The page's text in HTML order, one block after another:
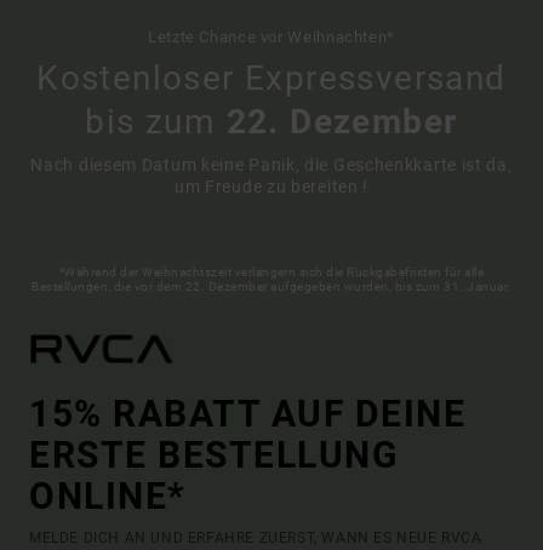
Letzte Chance vor Weihnachten*
Kostenloser Expressversand
bis zum 22. Dezember
Nach diesem Datum keine Panik, die Geschenkkarte ist da,
um Freude zu bereiten !
*Während der Weihnachtszeit verlängern sich die Rückgabefristen für alle
Bestellungen, die vor dem 22. Dezember aufgegeben wurden, bis zum 31. Januar.
15% RABATT AUF DEINE
ERSTE BESTELLUNG
ONLINE*
MELDE DICH AN UND ERFAHRE ZUERST, WANN ES NEUE RVCA